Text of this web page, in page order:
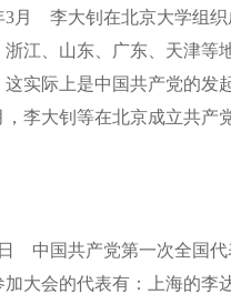
李大钊在北京大学组织成
浙江、山东、广东、天津等
这实际上是中国共产党的发
，李大钊等在北京成立共产
国共产党第一次全国代表
加大会的代表有：上海的